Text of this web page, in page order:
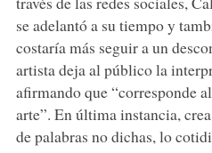
se adelantó a su tiempo y
costaría más seguir a un
artista deja al público la
afirmando que “corresponde
arte”. En última instancia,
de palabras no dichas, lo